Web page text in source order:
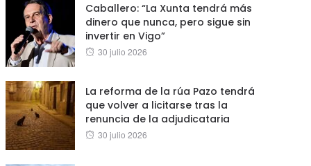
Caballero: “La Xunta tendrá más
dinero que nunca, pero sigue sin
invertir en Vigo”
Posted
30 julio 2026
La reforma de la rúa Pazo tendrá
que volver a licitarse tras la
renuncia de la adjudicataria
Posted
30 julio 2026